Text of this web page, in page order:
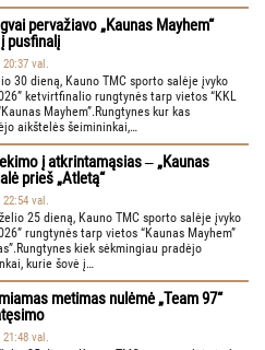
pervažiavo „Kaunas Mayhem“
pusfinalį
val.
30 dieną, Kauno TMC sporto salėje įvyko
ketvirtfinalio rungtynės tarp vietos “KKL
Mayhem”.Rungtynes kur kas
aikštelės šeimininkai,…
į atkrintamąsias ‒ „Kaunas
prieš „Atletą“
val.
25 dieną, Kauno TMC sporto salėje įvyko
rungtynės tarp vietos “Kaunas Mayhem”
kiek sėkmingiau pradėjo
kurie šovė į…
metimas nulėmė „Team 97“
val.